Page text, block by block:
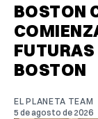
BOSTON
BOSTON
EL PLANETA TEAM
5 de agosto de 2026